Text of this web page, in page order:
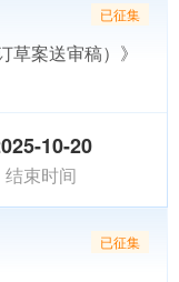
已征集
案送审稿）》
10-20
结束时间
已征集